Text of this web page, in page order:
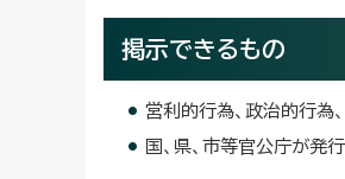
掲示できるもの
営利的行為、政治的行為
国、県、市等官公庁が発